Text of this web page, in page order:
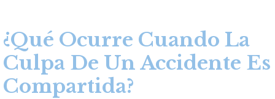
¿Qué Ocurre Cuando La
Culpa De Un Accidente Es
Compartida?